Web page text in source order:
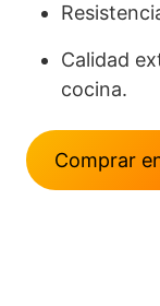
Calidad
cocina.
Comprar